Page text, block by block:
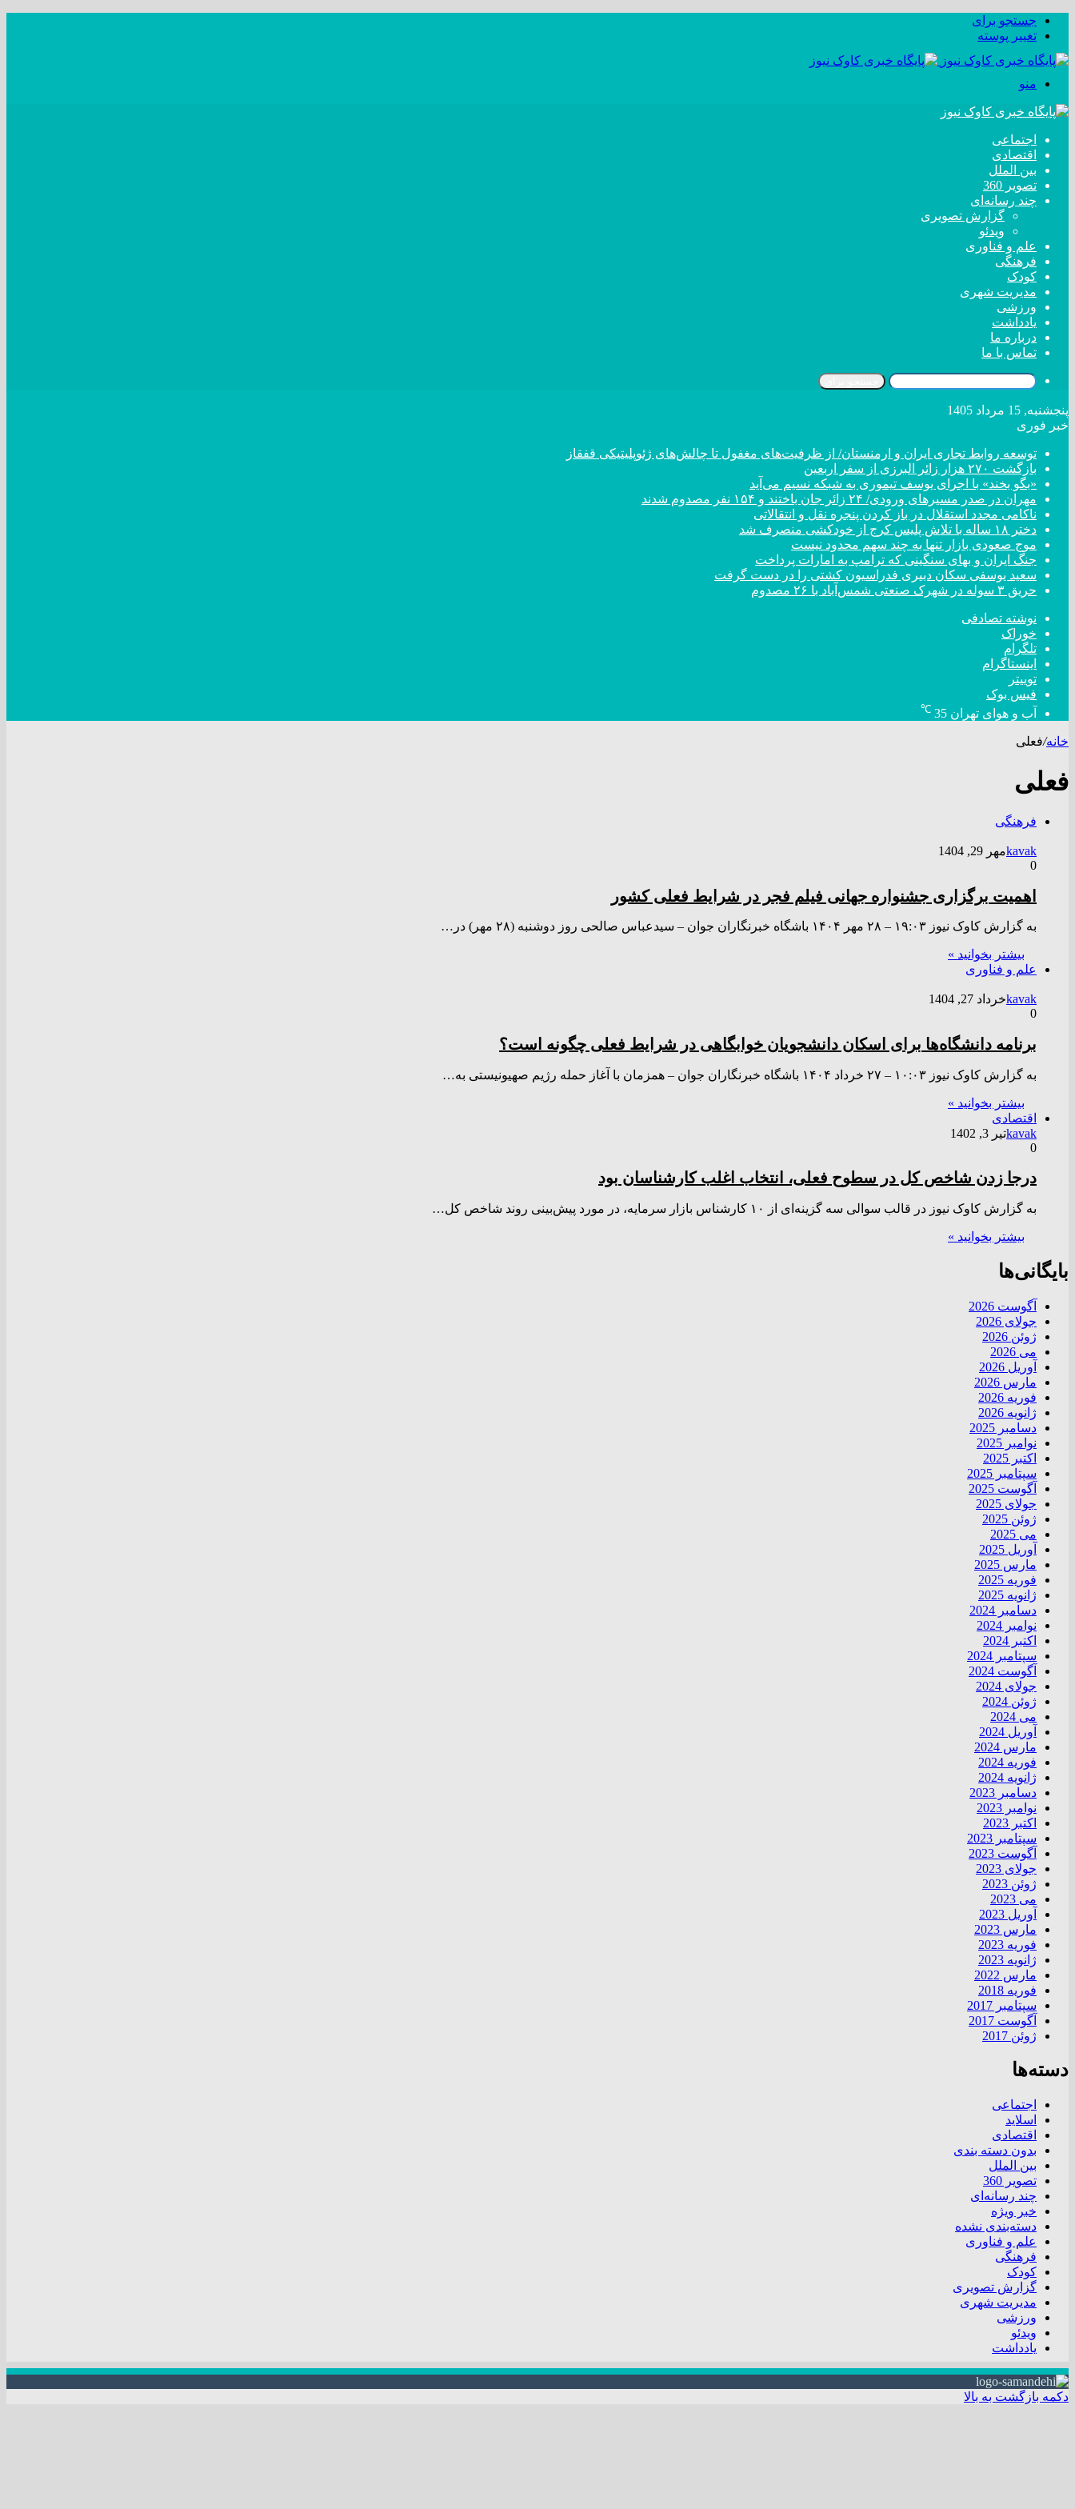
جستجو برای
تغییر پوسته
منو
اجتماعی
اقتصادی
بین الملل
تصویر 360
چند رسانه‌ای
گزارش تصویری
ویدئو
علم و فناوری
فرهنگی
کودک
مدیریت شهری
ورزشی
یادداشت
درباره ما
تماس با ما
پنجشنبه, 15 مرداد 1405
خبر فوری
توسعه روابط تجاری ایران و ارمنستان/ از ظرفیت‌های مغفول تا چالش‌های ژئوپلیتیکی قفقاز
بازگشت ۲۷۰ هزار زائر البرزی از سفر اربعین
«بگو بخند» با اجرای یوسف تیموری به شبکه نسیم می‌آید
مهران در صدر مسیر‌های ورودی/ ۲۴ زائر جان باختند و ۱۵۴ نفر مصدوم شدند
ناکامی مجدد استقلال در باز کردن پنجره نقل و انتقالاتی
دختر ‌۱۸‌ ‌ساله‌ با تلاش پلیس کرج از خودکشی منصرف شد
موج صعودی بازار تنها به چند سهم محدود نیست
جنگ ایران و بهای سنگینی که ترامپ به امارات پرداخت
سعید یوسفی سکان دبیری فدراسیون کشتی را در دست گرفت
حریق ۳ سوله در شهرک صنعتی شمس‌آباد با ۲۶ مصدوم
نوشته تصادفی
خوراک
تلگرام
اینستاگرام
توییتر
فیس بوک
آب و هوای تهران 35
℃
خانه/فعلی
فعلی
فرهنگی
kavakمهر 29, 1404
0
اهمیت برگزاری جشنواره جهانی فیلم فجر در شرایط فعلی کشور
به گزارش کاوک نیوز ۱۹:۰۳ – ۲۸ مهر ۱۴۰۴ باشگاه خبرنگاران جوان – سیدعباس صالحی روز دوشنبه (۲۸ مهر) در…
بیشتر بخوانید »
علم و فناوری
kavakخرداد 27, 1404
0
برنامه دانشگاه‌ها برای اسکان دانشجویان خوابگاهی در شرایط فعلی چگونه است؟
به گزارش کاوک نیوز ۱۰:۰۳ – ۲۷ خرداد ۱۴۰۴ باشگاه خبرنگاران جوان – همزمان با آغاز حمله رژیم صهیونیستی به…
بیشتر بخوانید »
اقتصادی
kavakتیر 3, 1402
0
درجا زدن شاخص کل در سطوح فعلی، انتخاب اغلب کارشناسان بود
به گزارش کاوک نیوز در قالب سوالی سه گزینه‌ای از ۱۰ کارشناس بازار سرمایه، در مورد پیش‌بینی روند شاخص کل…
بیشتر بخوانید »
بایگانی‌ها
آگوست 2026
جولای 2026
ژوئن 2026
می 2026
آوریل 2026
مارس 2026
فوریه 2026
ژانویه 2026
دسامبر 2025
نوامبر 2025
اکتبر 2025
سپتامبر 2025
آگوست 2025
جولای 2025
ژوئن 2025
می 2025
آوریل 2025
مارس 2025
فوریه 2025
ژانویه 2025
دسامبر 2024
نوامبر 2024
اکتبر 2024
سپتامبر 2024
آگوست 2024
جولای 2024
ژوئن 2024
می 2024
آوریل 2024
مارس 2024
فوریه 2024
ژانویه 2024
دسامبر 2023
نوامبر 2023
اکتبر 2023
سپتامبر 2023
آگوست 2023
جولای 2023
ژوئن 2023
می 2023
آوریل 2023
مارس 2023
فوریه 2023
ژانویه 2023
مارس 2022
فوریه 2018
سپتامبر 2017
آگوست 2017
ژوئن 2017
دسته‌ها
اجتماعی
اسلاید
اقتصادی
بدون دسته بندی
بین الملل
تصویر 360
چند رسانه‌ای
خبر ویژه
دسته‌بندی نشده
علم و فناوری
فرهنگی
کودک
گزارش تصویری
مدیریت شهری
ورزشی
ویدئو
یادداشت
دکمه بازگشت به بالا